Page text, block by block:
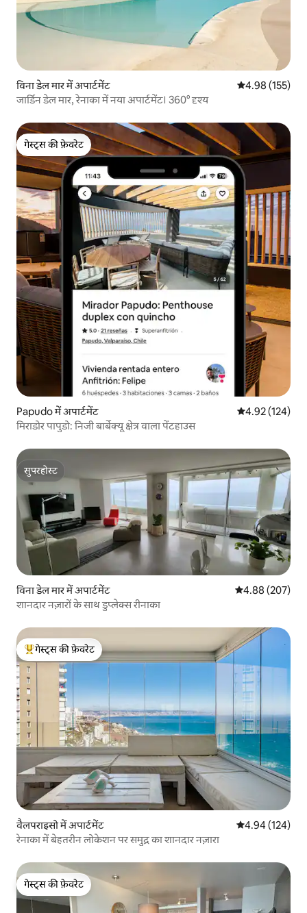
विना डेल मार में अपार्टमेंट औसत रेटिंग 5 में से
4.98 (155)
जार्डिन डेल मार, रेनाका में नया अपार्टमेंट। 360° दृश्य
गेस्ट्स की फ़ेवरेट
गेस्ट्स की फ़ेवरेट
Papudo में अपार्टमेंट औसत रेटिंग 5 में से
4.92 (124)
मिराडोर पापुडो: निजी बार्बेक्यू क्षेत्र वाला पेंटहाउस
सुपरहोस्ट
सुपरहोस्ट
विना डेल मार में अपार्टमेंट औसत रेटिंग 5 में से
4.88 (207)
शानदार नज़ारों के साथ डुप्लेक्स रीनाका
गेस्ट्स का टॉप फ़ेवरेट
गेस्ट्स की फ़ेवरेट
वैलपराइसो में अपार्टमेंट औसत रेटिंग 5 में से
4.94 (124)
रेनाका में बेहतरीन लोकेशन पर समुद्र का शानदार नज़ारा
गेस्ट्स की फ़ेवरेट
गेस्ट्स की फ़ेवरेट